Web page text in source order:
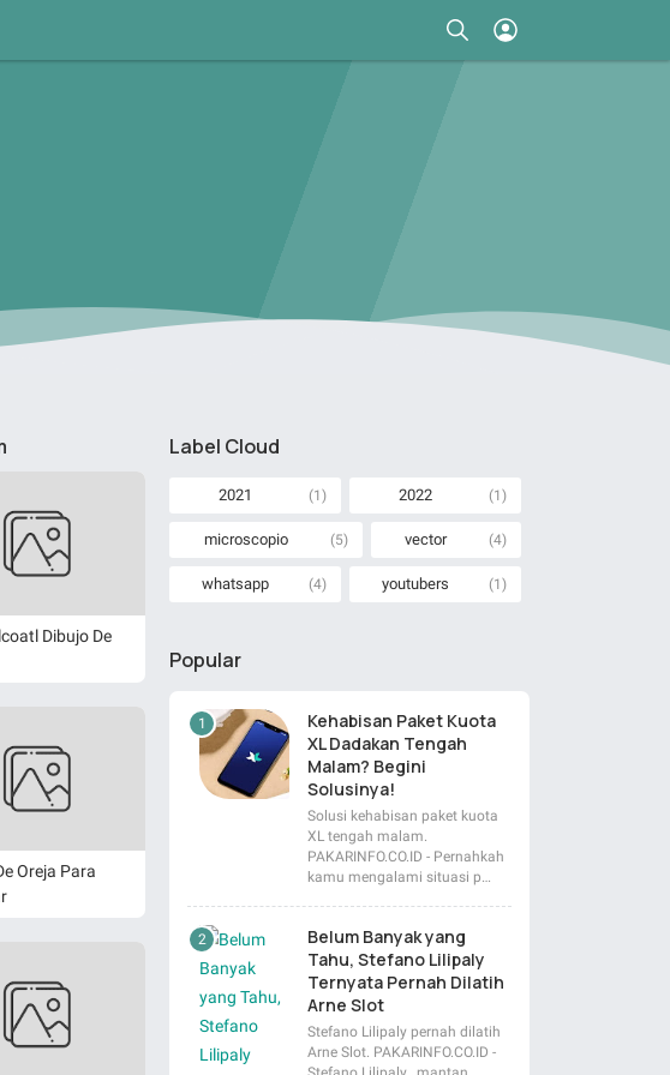
Dibujo De
Oreja Para
Label Cloud
2021 (1) 2022 (1)
microscopio (5) vector (4)
whatsapp (4) youtubers (1)
Popular
Kehabisan Paket Kuota
XL Dadakan Tengah
Malam? Begini
Solusinya!
Solusi kehabisan paket kuota
XL tengah malam.
PAKARINFO.CO.ID - Pernahkah
kamu mengalami situasi p…
Belum Banyak yang
Tahu, Stefano Lilipaly
Ternyata Pernah Dilatih
Arne Slot
Stefano Lilipaly pernah dilatih
Arne Slot. PAKARINFO.CO.ID -